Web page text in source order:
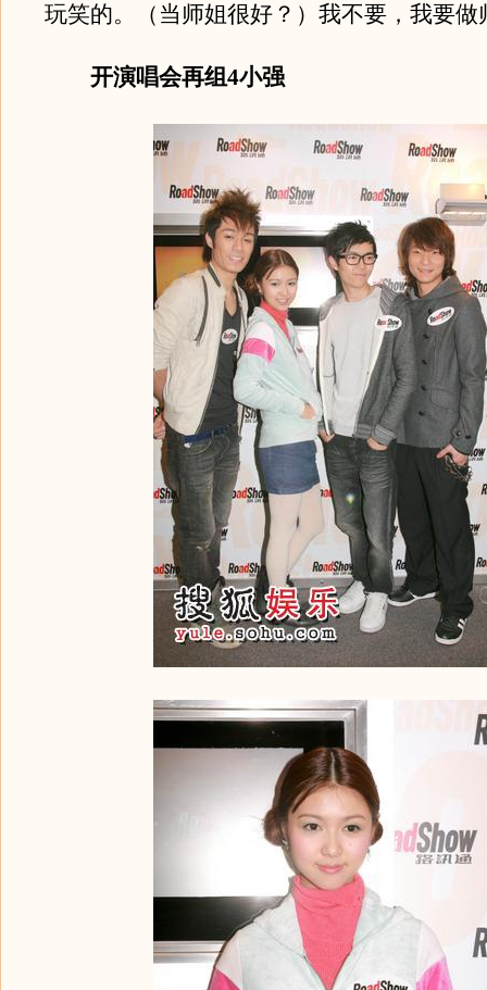
玩笑的。（当师姐很好？）我不要，我要做
开演唱会再组4小强